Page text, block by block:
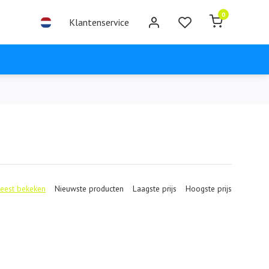
Klantenservice
0
bekeken Nieuwste producten Laagste prijs Hoogste prijs